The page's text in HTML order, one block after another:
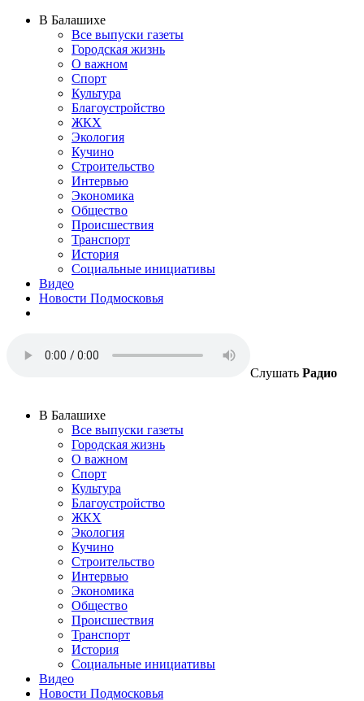
В Балашихе
Все выпуски газеты
Городская жизнь
О важном
Спорт
Культура
Благоустройство
ЖКХ
Экология
Кучино
Строительство
Интервью
Экономика
Общество
Происшествия
Транспорт
История
Социальные инициативы
Видео
Новости Подмосковья
Слушать Радио
В Балашихе
Все выпуски газеты
Городская жизнь
О важном
Спорт
Культура
Благоустройство
ЖКХ
Экология
Кучино
Строительство
Интервью
Экономика
Общество
Происшествия
Транспорт
История
Социальные инициативы
Видео
Новости Подмосковья